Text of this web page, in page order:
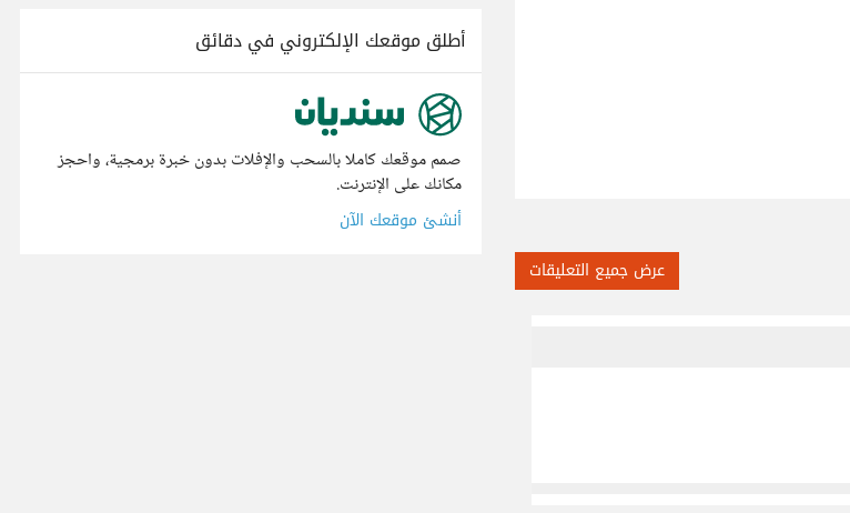
عرض جميع التعليقات
أطلق موقعك الإلكتروني في دقائق
صمم موقعك كاملا بالسحب والإفلات بدون خبرة برمجية، واحجز
مكانك على الإنترنت.
أنشئ موقعك الآن